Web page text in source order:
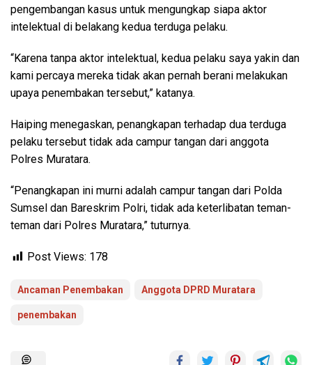
pengembangan kasus untuk mengungkap siapa aktor
intelektual di belakang kedua terduga pelaku.
“Karena tanpa aktor intelektual, kedua pelaku saya yakin dan
kami percaya mereka tidak akan pernah berani melakukan
upaya penembakan tersebut,” katanya.
Haiping menegaskan, penangkapan terhadap dua terduga
pelaku tersebut tidak ada campur tangan dari anggota
Polres Muratara.
“Penangkapan ini murni adalah campur tangan dari Polda
Sumsel dan Bareskrim Polri, tidak ada keterlibatan teman-
teman dari Polres Muratara,” tuturnya.
Post Views: 178
Ancaman Penembakan Anggota DPRD Muratara
penembakan